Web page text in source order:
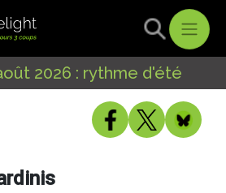
2026 : rythme d'été